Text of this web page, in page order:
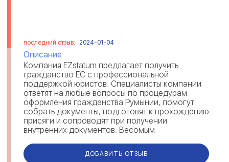
последний отзыв: 2024-01-04
Описание
Компания EZstatum предлагает получить
гражданство ЕС с профессиональной
поддержкой юристов. Специалисты компании
ответят на любые вопросы по процедурам
оформления гражданства Румынии, помогут
собрать документы, подготовят к прохождению
присяги и сопроводят при получении
внутренних документов. Весомым
максимально короткие сроки. Каждый...
ДОБАВИТЬ ОТЗЫВ